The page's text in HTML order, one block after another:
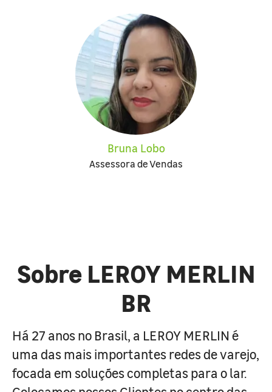
Bruna Lobo
Assessora de Vendas
Sobre LEROY MERLIN
BR
Há 27 anos no Brasil, a LEROY MERLIN é
uma das mais importantes redes de varejo,
focada em soluções completas para o lar.